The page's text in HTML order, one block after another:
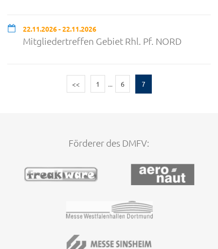
22.11.2026 - 22.11.2026
Mitgliedertreffen Gebiet Rhl. Pf. NORD
<< 1 ... 6 7
Förderer des DMFV: